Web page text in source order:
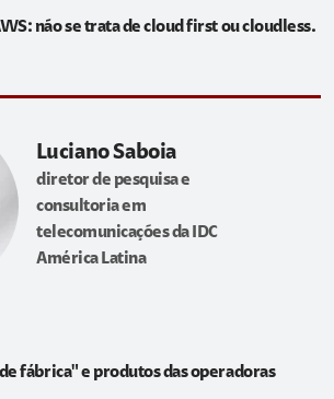
não se trata de cloud first ou cloudless.
Luciano Saboia
diretor de pesquisa e
consultoria em
telecomunicações da IDC
América Latina
fábrica" e produtos das operadoras